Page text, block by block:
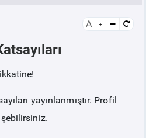
A
yayınlanmıştır. Profil